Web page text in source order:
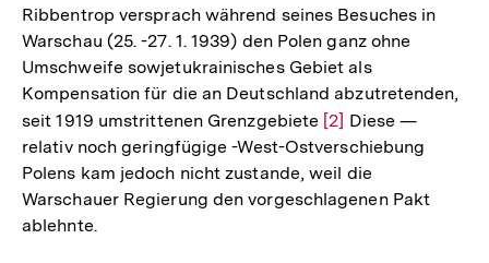
Ribbentrop versprach während seines Besuches in
Warschau (25. -27. 1. 1939) den Polen ganz ohne
Umschweife sowjetukrainisches Gebiet als
Kompensation für die an Deutschland abzutretenden,
seit 1919 umstrittenen Grenzgebiete Zur
Auflösung
der
Fußnote
[2] Diese —
relativ noch geringfügige -West-Ostverschiebung
Polens kam jedoch nicht zustande, weil die
Warschauer Regierung den vorgeschlagenen Pakt
ablehnte.